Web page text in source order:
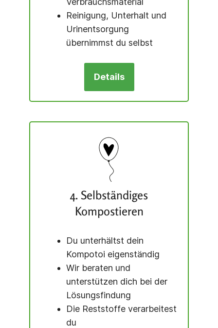
Reinigung, Unterhalt und
Urinentsorgung
übernimmst du selbst
Details
4. Selbständiges
Kompostieren
Du unterhältst dein
Kompotoi eigenständig
Wir beraten und
unterstützen dich bei der
Lösungsfindung
Die Reststoffe verarbeitest
du